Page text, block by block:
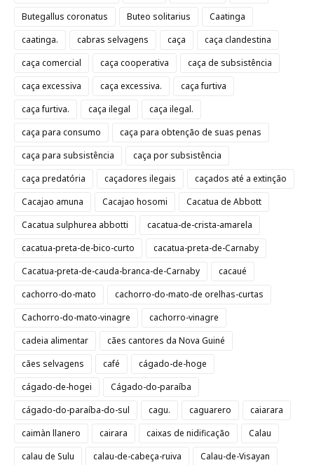
Butegallus coronatus
Buteo solitarius
Caatinga
caatinga.
cabras selvagens caça
caça clandestina
caça comercial
caça cooperativa
caça de subsistência
caça excessiva
caça excessiva.
caça furtiva
caça furtiva.
caça ilegal
caça ilegal.
caça para consumo
caça para obtenção de suas penas
caça para subsistência
caça por subsistência
caça predatória
caçadores ilegais
caçados até a extinção
Cacajao amuna
Cacajao hosomi
Cacatua de Abbott
Cacatua sulphurea abbotti
cacatua-de-crista-amarela
cacatua-preta-de-bico-curto
cacatua-preta-de-Carnaby
Cacatua-preta-de-cauda-branca-de-Carnaby
cacaué
cachorro-do-mato
cachorro-do-mato-de orelhas-curtas
Cachorro-do-mato-vinagre
cachorro-vinagre
cadeia alimentar
cães cantores da Nova Guiné
cães selvagens
café
cágado-de-hoge
cágado-de-hogei
Cágado-do-paraíba
cágado-do-paraíba-do-sul
cagu. caguarero
caiarara
caimàn llanero
cairara caixas de nidificação
Calau
calau de Sulu
calau-de-cabeça-ruiva
Calau-de-Visayan